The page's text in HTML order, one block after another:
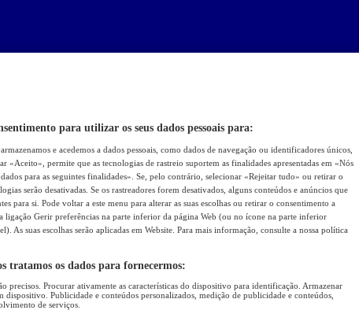
para utilizar os seus dados pessoais para:
e acedemos a dados pessoais, como dados de navegação ou identificadores únicos,
«Aceito», permite que as tecnologias de rastreio suportem as finalidades apresentadas em «Nós
para as seguintes finalidades». Se, pelo contrário, selecionar «Rejeitar tudo» ou retirar o
serão desativadas. Se os rastreadores forem desativados, alguns conteúdos e anúncios que
para si. Pode voltar a este menu para alterar as suas escolhas ou retirar o consentimento a
ligação Gerir preferências na parte inferior da página Web (ou no ícone na parte inferior
As suas escolhas serão aplicadas em Website. Para mais informação, consulte a nossa política
tratamos os dados para fornecermos:
precisos. Procurar ativamente as características do dispositivo para identificação. Armazenar
dispositivo. Publicidade e conteúdos personalizados, medição de publicidade e conteúdos,
de serviços.